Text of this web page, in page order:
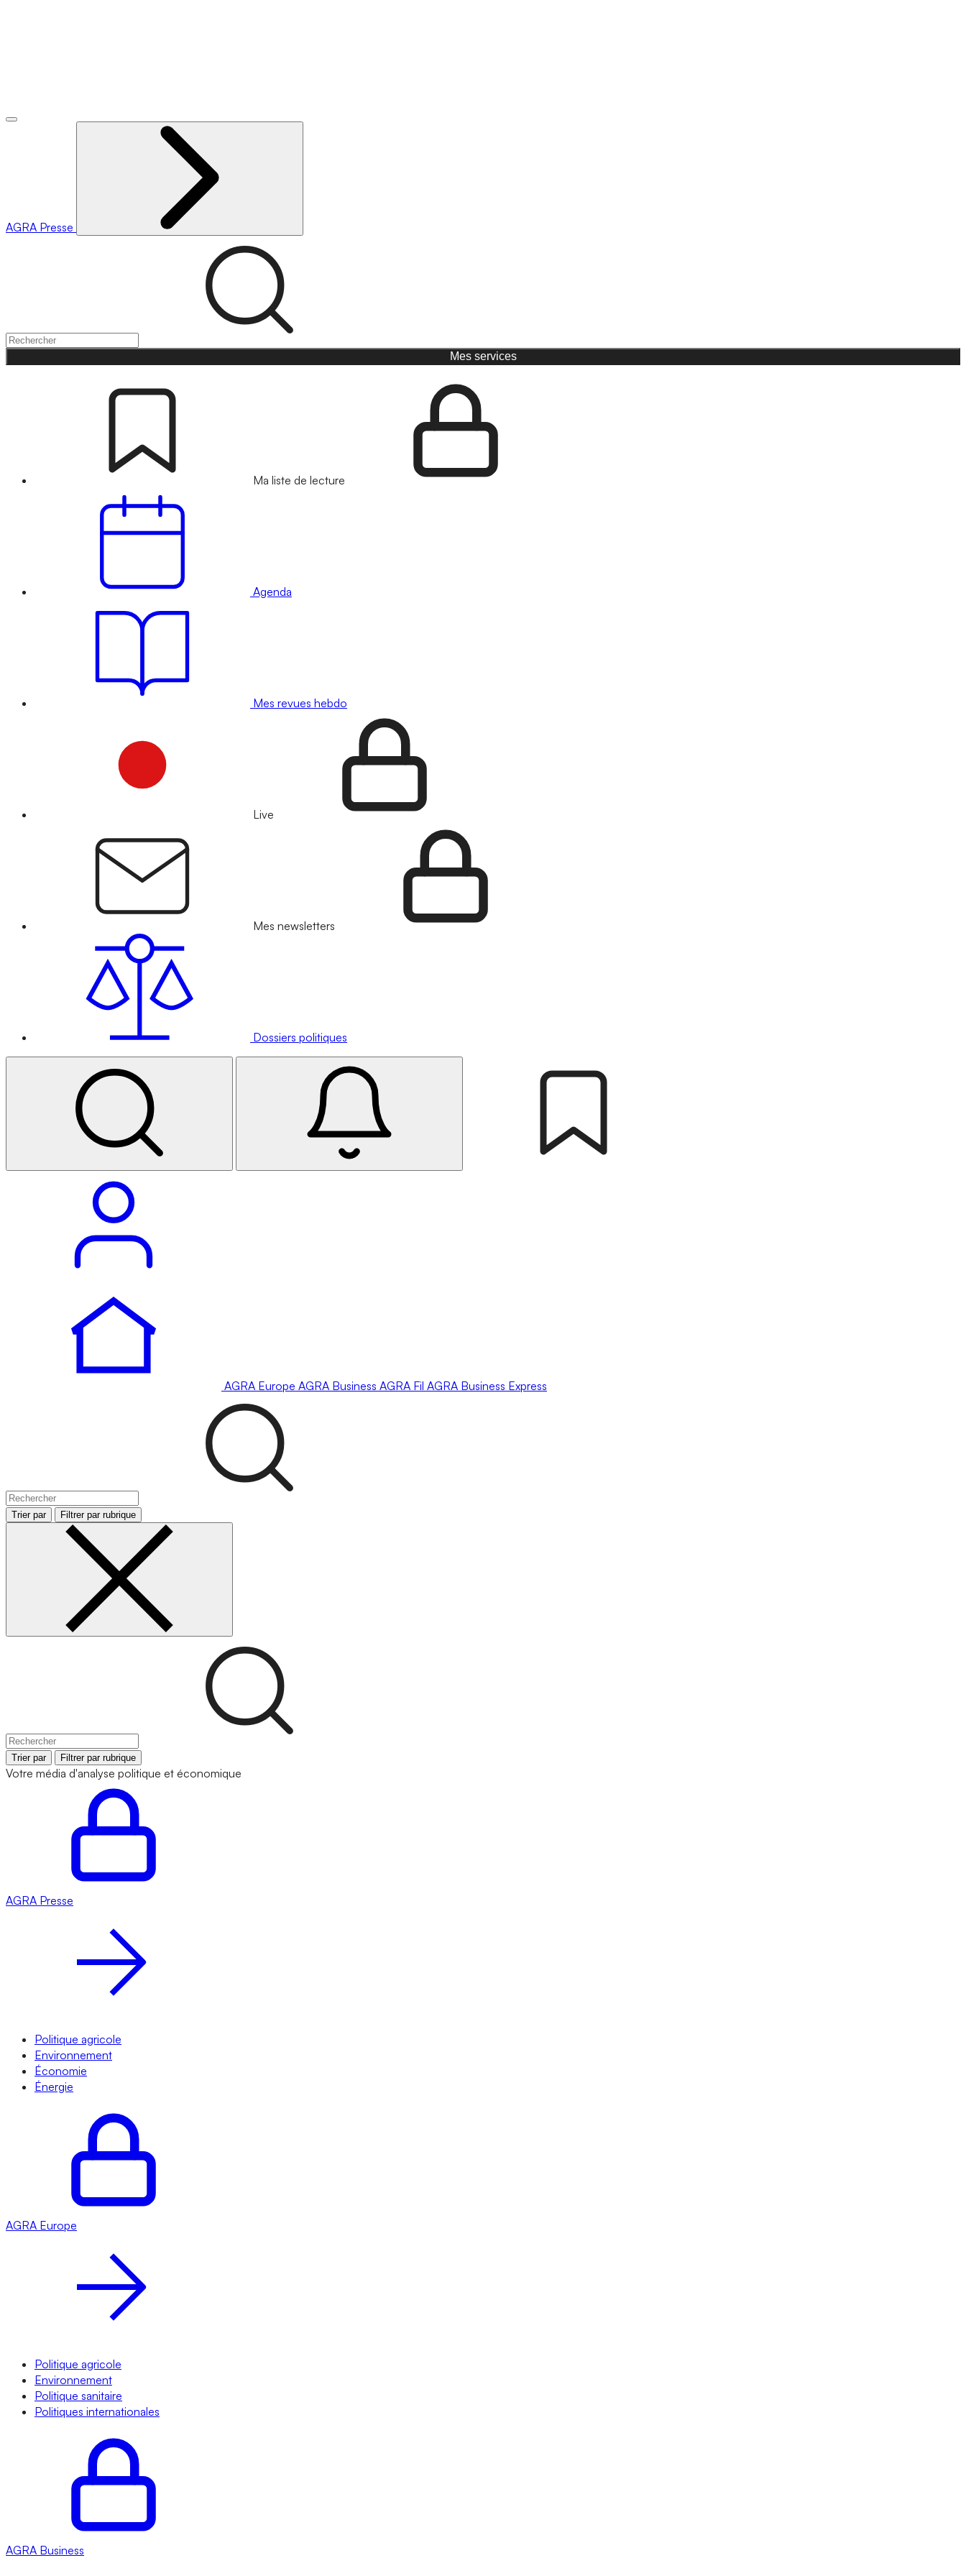
AGRA Presse
Mes services
Ma liste de lecture
Agenda
Mes revues hebdo
Live
Mes newsletters
Dossiers politiques
AGRA Europe AGRA Business AGRA Fil AGRA Business Express
Trier par Filtrer par rubrique
Trier par Filtrer par rubrique
Votre média d'analyse politique et économique
AGRA Presse
Politique agricole
Environnement
Économie
Énergie
AGRA Europe
Politique agricole
Environnement
Politique sanitaire
Politiques internationales
AGRA Business